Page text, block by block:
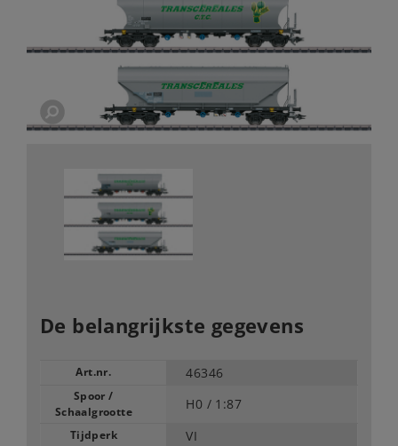
De belangrijkste gegevens
Art.nr. 46346
Spoor /
Schaalgrootte
H0 / 1:87
Tijdperk VI